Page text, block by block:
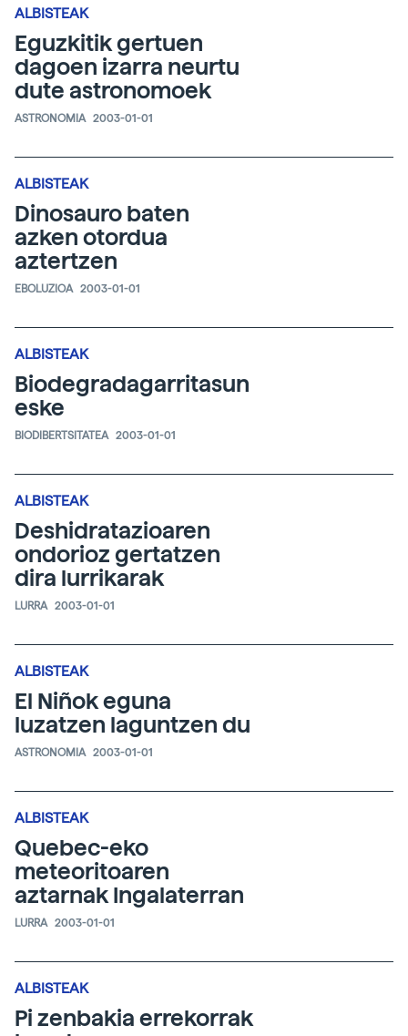
ALBISTEAK
Eguzkitik gertuen
dagoen izarra neurtu
dute astronomoek
ASTRONOMIA 2003-01-01
ALBISTEAK
Dinosauro baten
azken otordua
aztertzen
EBOLUZIOA 2003-01-01
ALBISTEAK
Biodegradagarritasun
eske
BIODIBERTSITATEA 2003-01-01
ALBISTEAK
Deshidratazioaren
ondorioz gertatzen
dira lurrikarak
LURRA 2003-01-01
ALBISTEAK
El Niñok eguna
luzatzen laguntzen du
ASTRONOMIA 2003-01-01
ALBISTEAK
Quebec-eko
meteoritoaren
aztarnak Ingalaterran
LURRA 2003-01-01
ALBISTEAK
Pi zenbakia errekorrak